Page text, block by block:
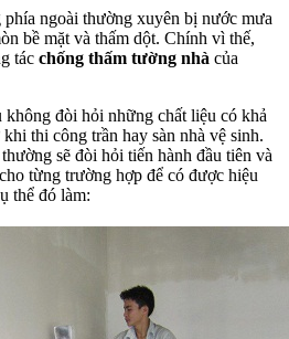
ngoài thường xuyên bị nước mưa
bề mặt và thấm dột. Chính vì thế,
tác chống thấm tường nhà của
không đòi hỏi những chất liệu có khả
thi công trần hay sàn nhà vệ sinh.
sẽ đòi hỏi tiến hành đầu tiên và
từng trường hợp để có được hiệu
thể đó làm: